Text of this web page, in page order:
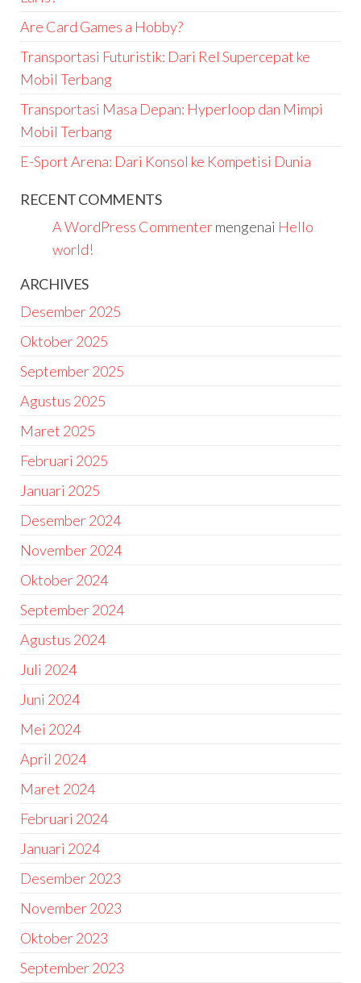
Are Card Games a Hobby?
Transportasi Futuristik: Dari Rel Supercepat ke
Mobil Terbang
Transportasi Masa Depan: Hyperloop dan Mimpi
Mobil Terbang
E-Sport Arena: Dari Konsol ke Kompetisi Dunia
RECENT COMMENTS
A WordPress Commentermengenai Hello
world!
ARCHIVES
Desember 2025
Oktober 2025
September 2025
Agustus 2025
Maret 2025
Februari 2025
Januari 2025
Desember 2024
November 2024
Oktober 2024
September 2024
Agustus 2024
Juli 2024
Juni 2024
Mei 2024
April 2024
Maret 2024
Februari 2024
Januari 2024
Desember 2023
November 2023
Oktober 2023
September 2023